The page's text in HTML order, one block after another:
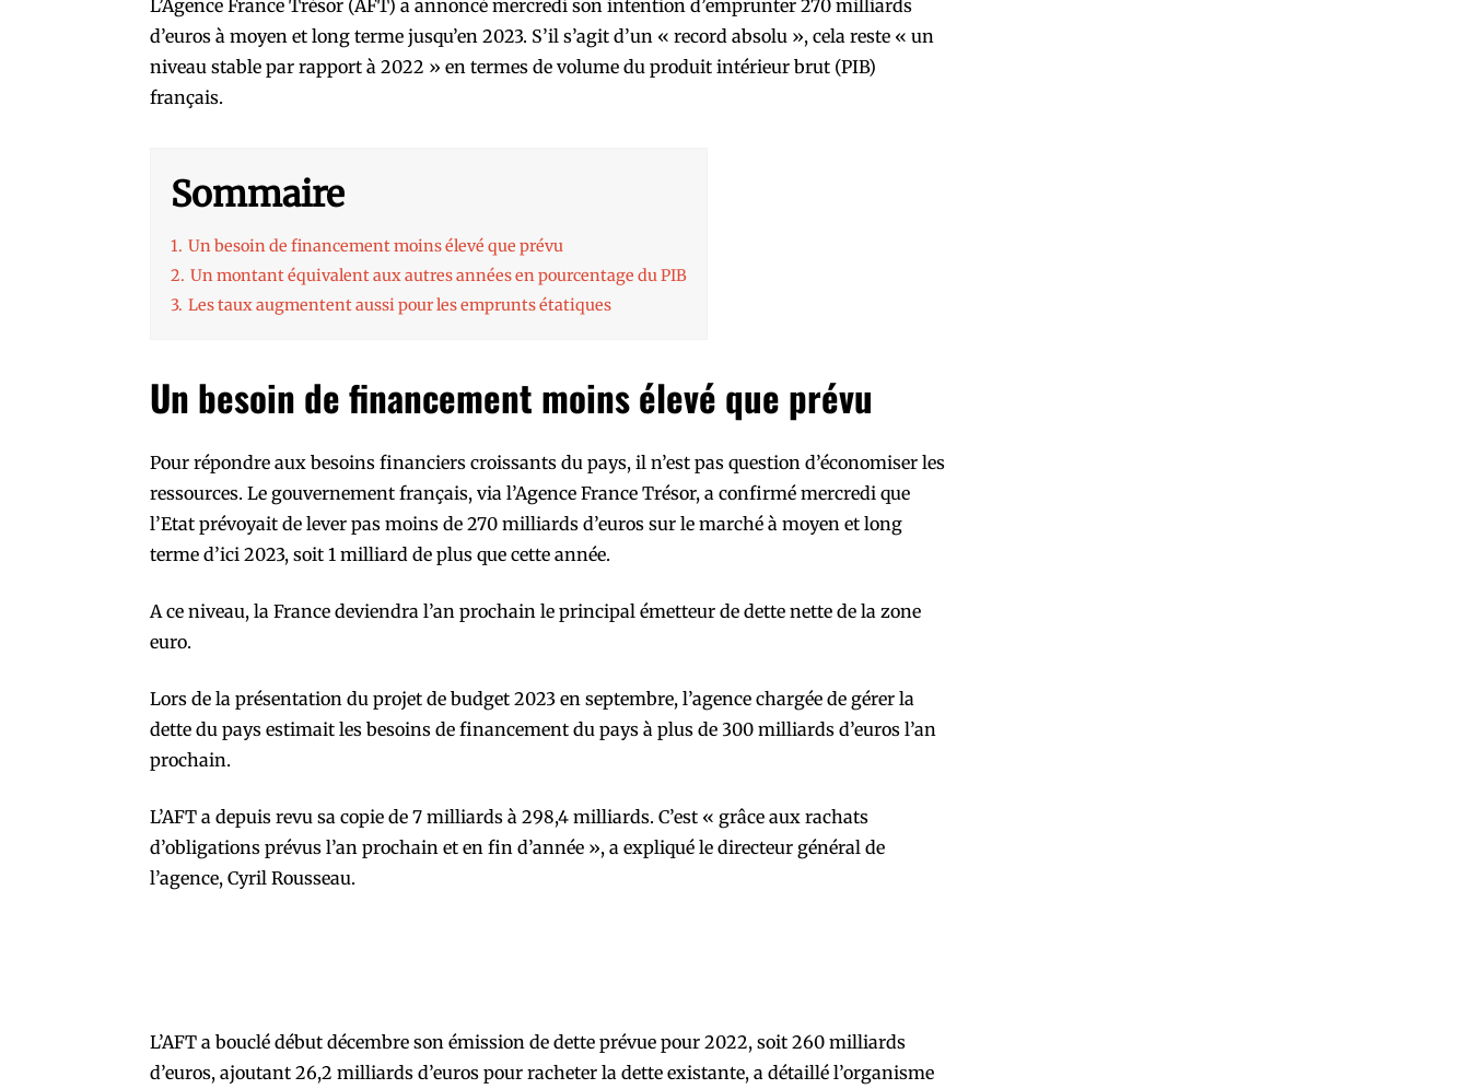
L’Agence France Trésor (AFT) a annoncé mercredi son intention d’emprunter 270 milliards
d’euros à moyen et long terme jusqu’en 2023. S’il s’agit d’un « record absolu », cela reste « un
niveau stable par rapport à 2022 » en termes de volume du produit intérieur brut (PIB)
français.
Sommaire
1. Un besoin de financement moins élevé que prévu
2. Un montant équivalent aux autres années en pourcentage du PIB
3. Les taux augmentent aussi pour les emprunts étatiques
Un besoin de financement moins élevé que prévu
Pour répondre aux besoins financiers croissants du pays, il n’est pas question d’économiser les
ressources. Le gouvernement français, via l’Agence France Trésor, a confirmé mercredi que
l’Etat prévoyait de lever pas moins de 270 milliards d’euros sur le marché à moyen et long
terme d’ici 2023, soit 1 milliard de plus que cette année.
A ce niveau, la France deviendra l’an prochain le principal émetteur de dette nette de la zone
euro.
Lors de la présentation du projet de budget 2023 en septembre, l’agence chargée de gérer la
dette du pays estimait les besoins de financement du pays à plus de 300 milliards d’euros l’an
prochain.
L’AFT a depuis revu sa copie de 7 milliards à 298,4 milliards. C’est « grâce aux rachats
d’obligations prévus l’an prochain et en fin d’année », a expliqué le directeur général de
l’agence, Cyril Rousseau.
L’AFT a bouclé début décembre son émission de dette prévue pour 2022, soit 260 milliards
d’euros, ajoutant 26,2 milliards d’euros pour racheter la dette existante, a détaillé l’organisme